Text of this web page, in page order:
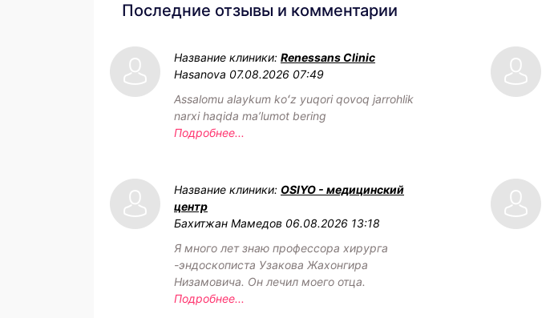
Последние отзывы и комментарии
Название клиники: Renessans Clinic
Hasanova 07.08.2026 07:49
Assalomu alaykum koʻz yuqori qovoq jarrohlik
narxi haqida maʼlumot bering
Подробнее...
Название клиники: OSIYO - медицинский
центр
Бахитжан Мамедов 06.08.2026 13:18
Я много лет знаю профессора хирурга
-эндоскописта Узакова Жахонгира
Низамовича. Он лечил моего отца.
Подробнее...